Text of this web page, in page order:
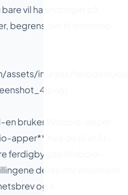
vil ha endringer på
begrens det til frontend-
images/helpdesk/
en bruker Wobbio-apper
apper** hvis du vil at AI-
ferdigbygde Wobbio-
deres (for eksempel
og e-